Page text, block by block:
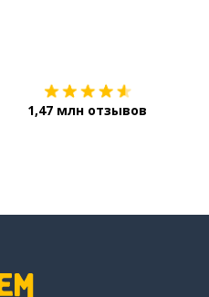
1,47 млн отзывов